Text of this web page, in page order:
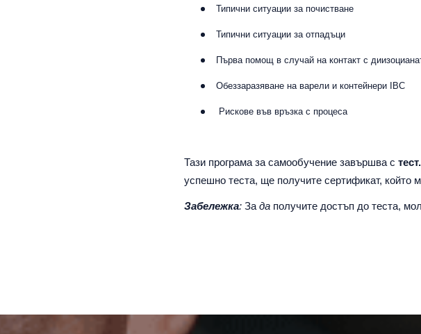
Типични ситуации за почистване
Типични ситуации за отпадъци
Първа помощ в случай на контакт с
Обеззаразяване на варели и контейнери IBC
Рискове във връзка с процеса
Тази програма за самообучение завършва с
успешно теста, ще получите сертификат, който
Забележка:Зада получите достъп до теста,